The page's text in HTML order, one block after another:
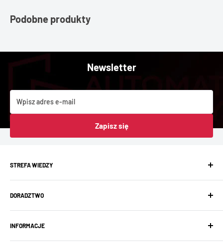
Podobne produkty
Newsletter
Wpisz adres e-mail
Zapisz się
STREFA WIEDZY
Baza wiedzy
Aktualności
Showroom
FAQ
DORADZTWO
Projektowanie instalacji
Prefabrykacja rozdzielnic
INFORMACJE